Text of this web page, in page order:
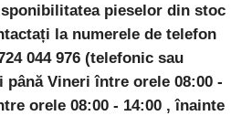
pieselor din stoc
la numerele de telefon
044 976 (telefonic sau
până Vineri între orele 08:00 -
orele 08:00 - 14:00 , înainte